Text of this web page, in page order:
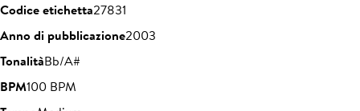
Codice etichetta27831
Anno di pubblicazione2003
TonalitàBb/A#
BPM100 BPM